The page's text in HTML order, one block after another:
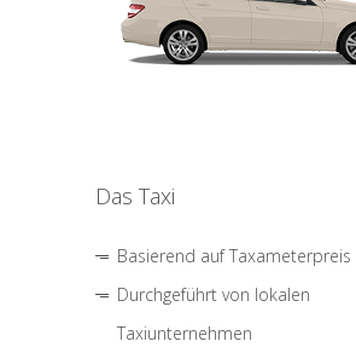
Das Taxi
Basierend auf Taxameterpreis
Durchgeführt von lokalen
Taxiunternehmen